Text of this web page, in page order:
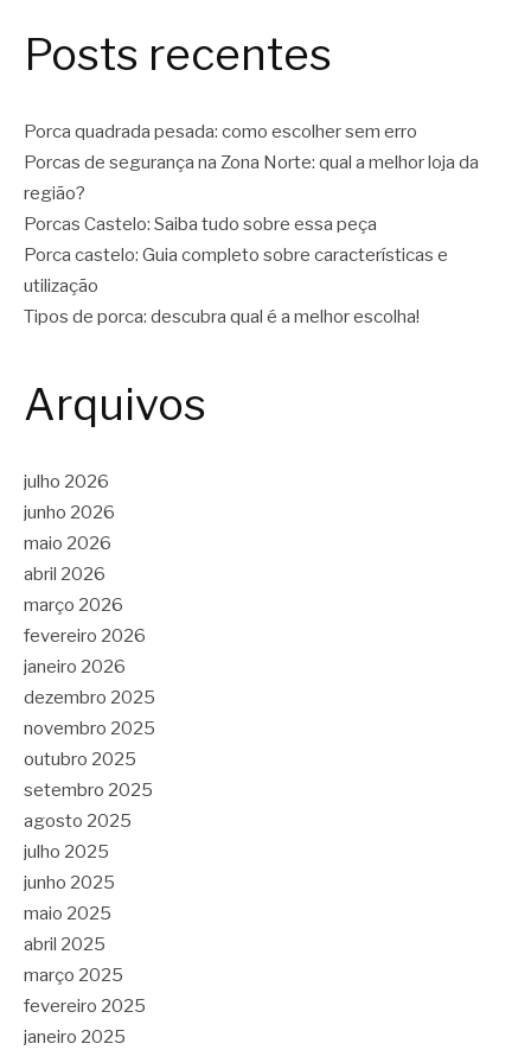
Posts recentes
Porca quadrada pesada: como escolher sem erro
Porcas de segurança na Zona Norte: qual a melhor loja da
região?
Porcas Castelo: Saiba tudo sobre essa peça
Porca castelo: Guia completo sobre características e
utilização
Tipos de porca: descubra qual é a melhor escolha!
Arquivos
julho 2026
junho 2026
maio 2026
abril 2026
março 2026
fevereiro 2026
janeiro 2026
dezembro 2025
novembro 2025
outubro 2025
setembro 2025
agosto 2025
julho 2025
junho 2025
maio 2025
abril 2025
março 2025
fevereiro 2025
janeiro 2025